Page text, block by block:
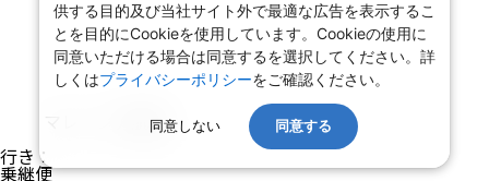
マレーシア航空
行き ：
乗継便
供する目的及び当社サイト外で最適な広告を表示するこ
とを目的にCookieを使用しています。Cookieの使用に
同意いただける場合は同意するを選択してください。詳
しくはプライバシーポリシーをご確認ください。
同意しない 同意する